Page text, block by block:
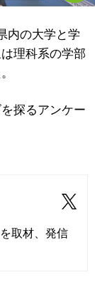
内の大学と学
理科系の学部
探るアンケー
取材、発信